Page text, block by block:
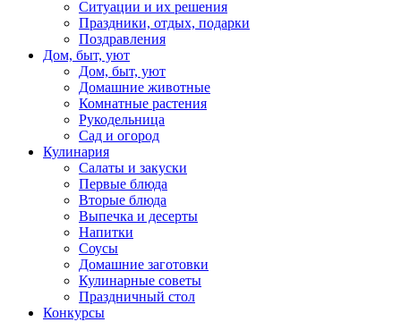
Ситуации и их решения
Праздники, отдых, подарки
Поздравления
Дом, быт, уют
Дом, быт, уют
Домашние животные
Комнатные растения
Рукодельница
Сад и огород
Кулинария
Салаты и закуски
Первые блюда
Вторые блюда
Выпечка и десерты
Напитки
Соусы
Домашние заготовки
Кулинарные советы
Праздничный стол
Конкурсы